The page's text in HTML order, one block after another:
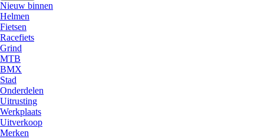
Nieuw binnen
Helmen
Fietsen
Racefiets
Grind
MTB
BMX
Stad
Onderdelen
Uitrusting
Werkplaats
Uitverkoop
Merken